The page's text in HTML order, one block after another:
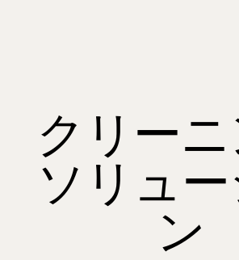
クリー
ソリュー
ン